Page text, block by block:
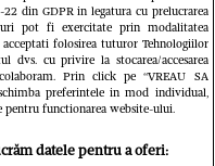
din GDPR in legatura cu prelucrarea
pot fi exercitate prin modalitatea
acceptati folosirea tuturor Tehnologiilor
dvs. cu privire la stocarea/accesarea
Prin click pe “VREAU SA
preferintele in mod individual,
pentru functionarea website-ului.
datele pentru a oferi: